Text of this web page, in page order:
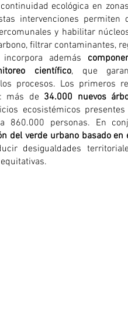
ecológica en
intervenciones permiten
y habilitar
filtrar contaminantes,
además
científico, que
procesos. Los primeros
más de 34.000 nuevos
ecosistémicos
860.000 personas. En
del verde urbano basado en
desigualdades